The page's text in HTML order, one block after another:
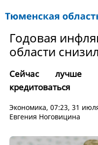
Годовая
области
Сейчас лучше
кредитоваться
Экономика, 07:23, 31
Евгения Ноговицина